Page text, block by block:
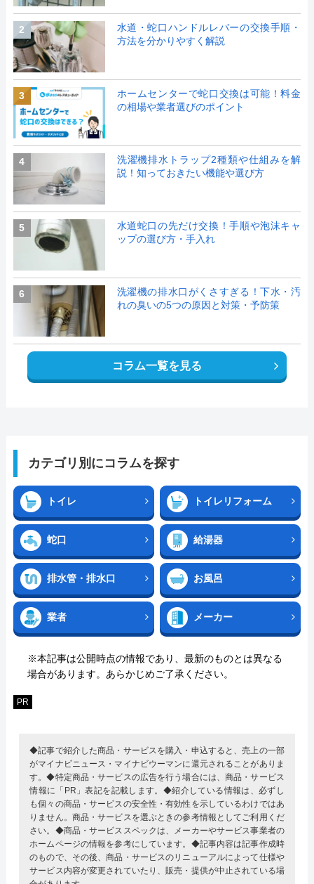
2
水道・蛇口ハンドルレバーの交換手順・
方法を分かりやすく解説
3
ホームセンターで蛇口交換は可能！料金
の相場や業者選びのポイント
4
洗濯機排水トラップ2種類や仕組みを解
説！知っておきたい機能や選び方
5
水道蛇口の先だけ交換！手順や泡沫キャ
ップの選び方・手入れ
6
洗濯機の排水口がくさすぎる！下水・汚
れの臭いの5つの原因と対策・予防策
コラム一覧を見る
カテゴリ別にコラムを探す
トイレ トイレリフォーム
蛇口 給湯器
排水管・排水口 お風呂
業者 メーカー
※本記事は公開時点の情報であり、最新のものとは異なる
場合があります。あらかじめご了承ください。
PR
◆記事で紹介した商品・サービスを購入・申込すると、売上の一部
がマイナビニュース・マイナビウーマンに還元されることがありま
す。◆特定商品・サービスの広告を行う場合には、商品・サービス
情報に「PR」表記を記載します。◆紹介している情報は、必ずし
も個々の商品・サービスの安全性・有効性を示しているわけではあ
りません。商品・サービスを選ぶときの参考情報としてご利用くだ
さい。◆商品・サービススペックは、メーカーやサービス事業者の
ホームページの情報を参考にしています。◆記事内容は記事作成時
のもので、その後、商品・サービスのリニューアルによって仕様や
サービス内容が変更されていたり、販売・提供が中止されている場